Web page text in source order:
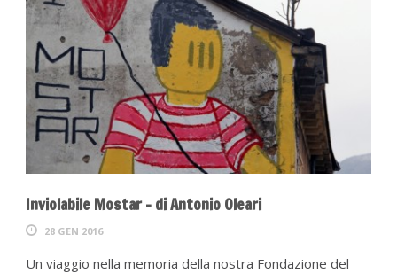
Inviolabile Mostar – di Antonio Oleari
28 GEN 2016
Un viaggio nella memoria della nostra Fondazione del